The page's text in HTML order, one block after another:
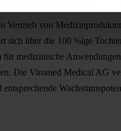
von
sich über die 100 %ige
medizinische
Die Viromed Medical AG